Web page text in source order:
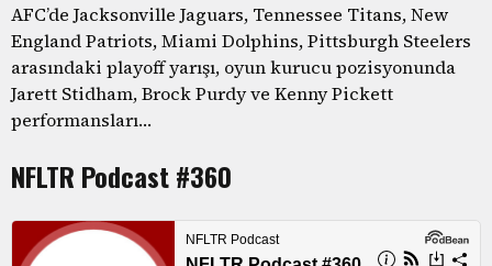
AFC’de Jacksonville Jaguars, Tennessee Titans, New
England Patriots, Miami Dolphins, Pittsburgh Steelers
arasındaki playoff yarışı, oyun kurucu pozisyonunda
Jarett Stidham, Brock Purdy ve Kenny Pickett
performansları…
NFLTR Podcast #360